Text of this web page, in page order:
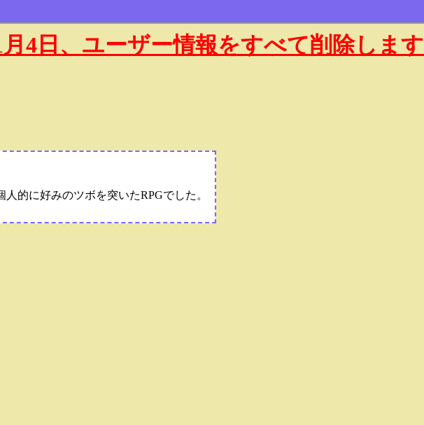
月4日、ユーザー情報をすべて削除します
的に好みのツボを突いたRPGでした。